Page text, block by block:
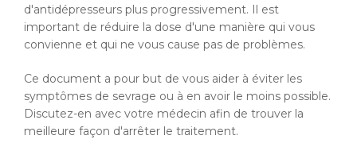
d'antidépresseurs plus progressivement. Il est
important de réduire la dose d'une manière qui vous
convienne et qui ne vous cause pas de problèmes.
Ce document a pour but de vous aider à éviter les
symptômes de sevrage ou à en avoir le moins possible.
Discutez-en avec votre médecin afin de trouver la
meilleure façon d'arrêter le traitement.